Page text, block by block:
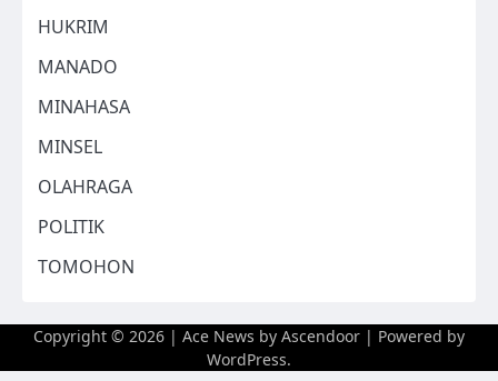
HUKRIM
MANADO
MINAHASA
MINSEL
OLAHRAGA
POLITIK
TOMOHON
Copyright © 2026 | Ace News by Ascendoor | Powered by
WordPress.